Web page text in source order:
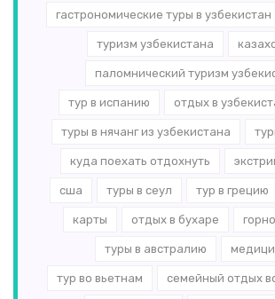
гастрономические туры в узбекистан
туризм узбекистана
паломнический туризм
тур в испанию отдых в
туры в нячанг из узбекистана
куда поехать отдохнуть
сша туры в сеул тур в грецию
карты отдых в бухаре
туры в австралию
тур во вьетнам семейный отдых